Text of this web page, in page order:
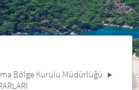
Bölge Kurulu Müdürlüğü